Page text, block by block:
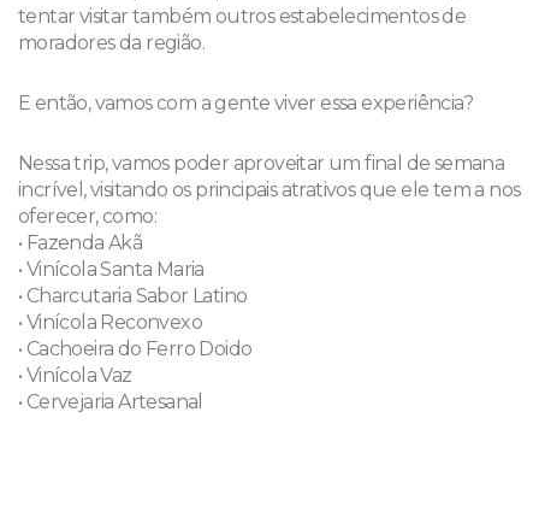
tentar visitar também outros estabelecimentos de
moradores da região.
E então, vamos com a gente viver essa experiência?
Nessa trip, vamos poder aproveitar um final de semana
incrível, visitando os principais atrativos que ele tem a nos
oferecer, como:
• Fazenda Akã
• Vinícola Santa Maria
• Charcutaria Sabor Latino
• Vinícola Reconvexo
• Cachoeira do Ferro Doido
• Vinícola Vaz
• Cervejaria Artesanal